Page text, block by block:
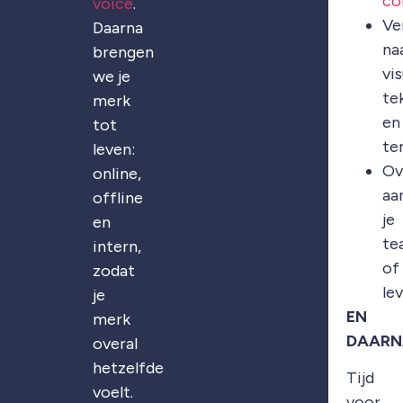
Daarna
brengen
we je
merk
tot
leven:
online,
offline
en
intern,
zodat
je
merk
overal
hetzelfde
voelt.
en
je
of
EN
Tijd